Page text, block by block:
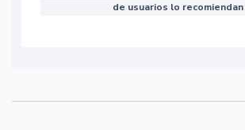
de usuarios lo recomiendan